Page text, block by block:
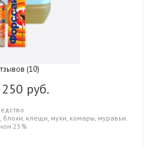
(10)
250 руб.
блохи, клещи, мухи, комары, муравьи.
25%